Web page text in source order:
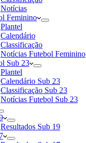
Notícias
Feminino
Plantel
Calendário
Classificação
Notícias Futebol Feminino
Sub 23
Plantel
Calendário Sub 23
Classificação Sub 23
Notícias Futebol Sub 23
Resultados Sub 19